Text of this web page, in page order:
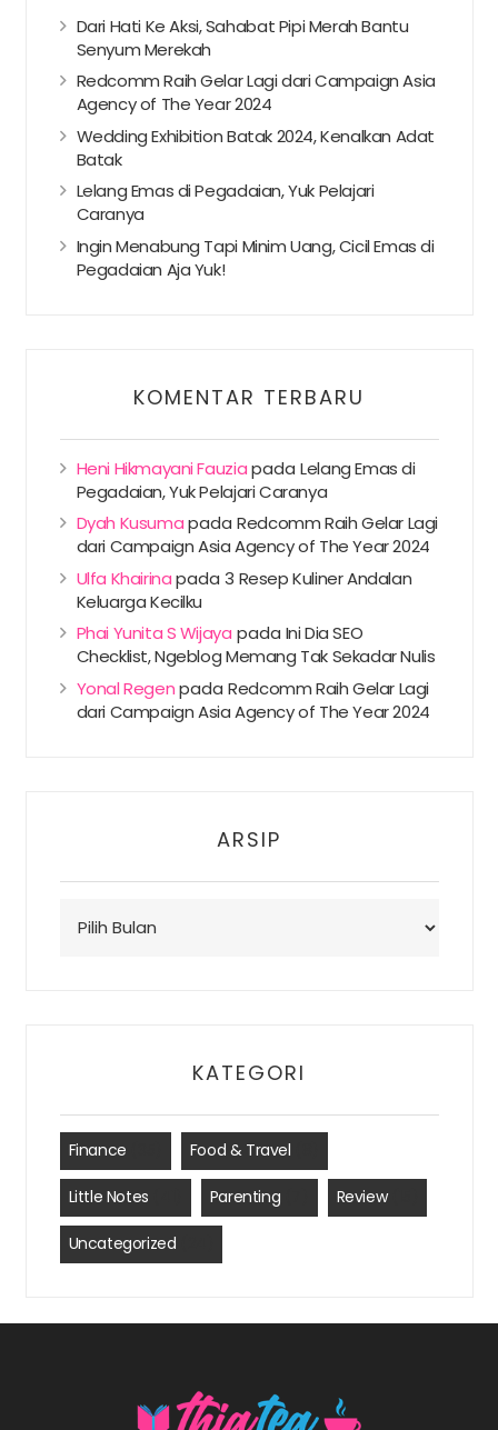
Dari Hati Ke Aksi, Sahabat Pipi Merah Bantu
Senyum Merekah
Redcomm Raih Gelar Lagi dari Campaign Asia
Agency of The Year 2024
Wedding Exhibition Batak 2024, Kenalkan Adat
Batak
Lelang Emas di Pegadaian, Yuk Pelajari
Caranya
Ingin Menabung Tapi Minim Uang, Cicil Emas di
Pegadaian Aja Yuk!
KOMENTAR TERBARU
Heni Hikmayani FauziapadaLelang Emas di
Pegadaian, Yuk Pelajari Caranya
Dyah KusumapadaRedcomm Raih Gelar Lagi
dari Campaign Asia Agency of The Year 2024
Ulfa Khairinapada3 Resep Kuliner Andalan
Keluarga Kecilku
Phai Yunita S Wijaya pada Ini Dia SEO
Checklist, Ngeblog Memang Tak Sekadar Nulis
Yonal RegenpadaRedcomm Raih Gelar Lagi
dari Campaign Asia Agency of The Year 2024
ARSIP
KATEGORI
Finance Food & Travel
Little Notes Parenting Review(15)
Uncategorized